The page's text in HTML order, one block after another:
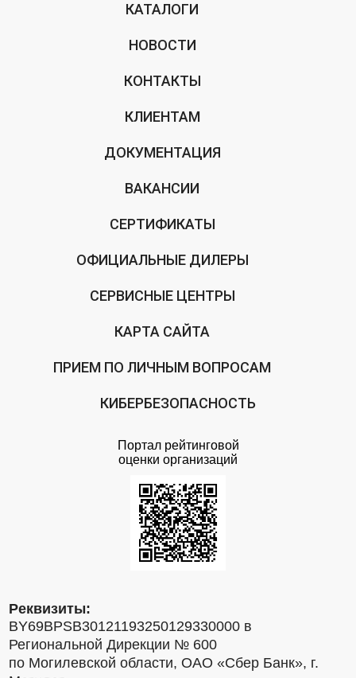
КАТАЛОГИ
НОВОСТИ
КОНТАКТЫ
КЛИЕНТАМ
ДОКУМЕНТАЦИЯ
ВАКАНСИИ
СЕРТИФИКАТЫ
ОФИЦИАЛЬНЫЕ ДИЛЕРЫ
СЕРВИСНЫЕ ЦЕНТРЫ
КАРТА САЙТА
ПРИЕМ ПО ЛИЧНЫМ ВОПРОСАМ
КИБЕРБЕЗОПАСНОСТЬ
Портал рейтинговой
оценки организаций
Реквизиты:
BY69BPSB30121193250129330000 в
Региональной Дирекции № 600
по Могилевской области, ОАО «Сбер Банк», г.